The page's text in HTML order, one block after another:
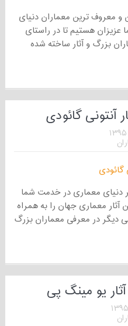
و معروف ترین معماران دنیای
هستیم تا در راستای
بزرگ و آثار ساخته شده
آنتونی گائودی
دنیای معماری در خدمت شما
آثار معماری جهان را به همراه
دیگر در معرفی معماران بزرگ
یو مینگ پی